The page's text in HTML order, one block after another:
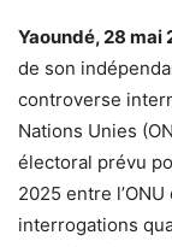
Yaoundé, 28
de son
controverse
Nations Unies
électoral prévu
2025 entre
interrogations